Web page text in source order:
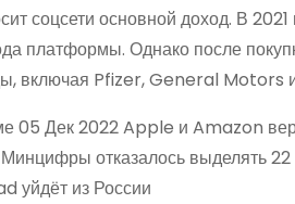
соцсети основной доход. В
платформы. Однако после
включая Pfizer, General Motors
05 Дек 2022 Apple и Amazon
отказалось выделять
уйдёт из России